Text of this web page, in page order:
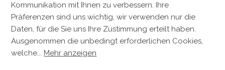
8143 Stallikon
+41 44 701 80 80
info@metzgereikuenzli.ch
Kommunikation mit Ihnen zu verbessern. Ihre
Präferenzen sind uns wichtig, wir verwenden nur die
Daten, für die Sie uns Ihre Zustimmung erteilt haben.
Ausgenommen die unbedingt erforderlichen Cookies,
welche... Mehr anzeigen